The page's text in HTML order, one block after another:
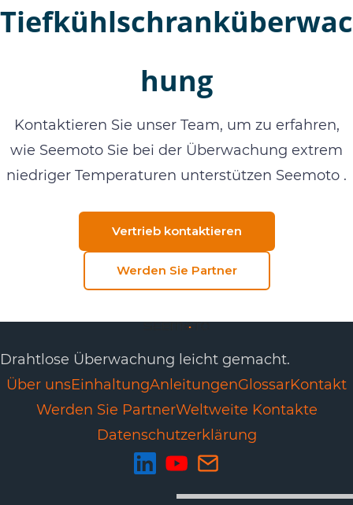
Tiefkühlschranküberwac
hung
Kontaktieren Sie unser Team, um zu erfahren,
wie Seemoto Sie bei der Überwachung extrem
niedriger Temperaturen unterstützen Seemoto .
Vertrieb kontaktieren
Werden Sie Partner
Drahtlose Überwachung leicht gemacht.
Über unsEinhaltungAnleitungenGlossarKontakt
Werden Sie PartnerWeltweite Kontakte
Datenschutzerklärung